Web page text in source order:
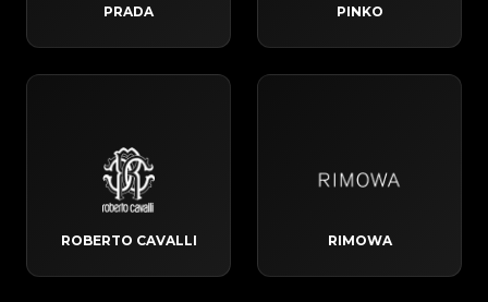
PINKO
PRADA
RIMOWA
ROBERTO CAVALLI